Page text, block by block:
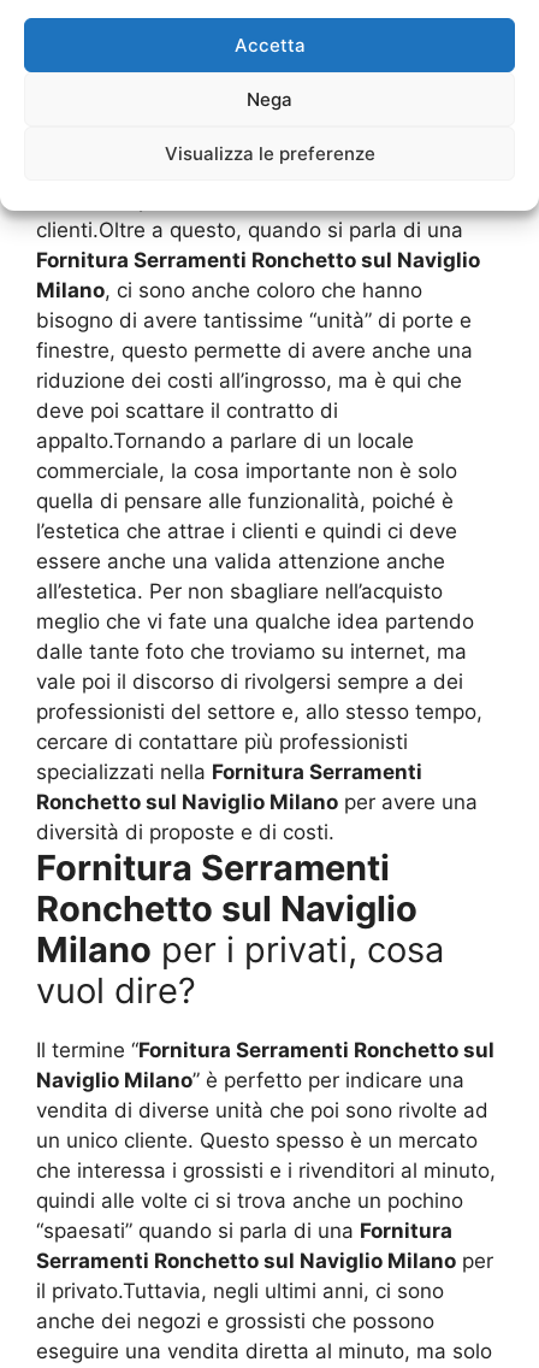
Accetta
Nega
Visualizza le preferenze
possono danneggiare o sfondare con poco
sforzo.Questo cosa vuol dire? Che chiunque
operi nellaFornitura Serramenti Ronchetto sul
deve essere sempre attento a
quali sono le mode, ma anche avere dei
prodotti che siano in grado di aiutare e
clienti.Oltre a questo, quando si parla di una
Fornitura Serramenti Ronchetto sul Naviglio
Milano, ci sono anche coloro che hanno
bisogno di avere tantissime “unità” di porte e
finestre, questo permette di avere anche una
riduzione dei costi all’ingrosso, ma è qui che
deve poi scattare il contratto di
appalto.Tornando a parlare di un locale
commerciale, la cosa importante non è solo
quella di pensare alle funzionalità, poiché è
l’estetica che attrae i clienti e quindi ci deve
essere anche una valida attenzione anche
all’estetica. Per non sbagliare nell’acquisto
meglio che vi fate una qualche idea partendo
dalle tante foto che troviamo su internet, ma
vale poi il discorso di rivolgersi sempre a dei
professionisti del settore e, allo stesso tempo,
cercare di contattare più professionisti
specializzati nella Fornitura Serramenti
Ronchetto sul Naviglio Milano per avere una
diversità di proposte e di costi.
Fornitura Serramenti
Ronchetto sul Naviglio
Milano per i privati, cosa
vuol dire?
Il termine “Fornitura Serramenti Ronchetto sul
Naviglio Milano” è perfetto per indicare una
vendita di diverse unità che poi sono rivolte ad
un unico cliente. Questo spesso è un mercato
che interessa i grossisti e i rivenditori al minuto,
quindi alle volte ci si trova anche un pochino
“spaesati” quando si parla di una Fornitura
Serramenti Ronchetto sul Naviglio Milano per
il privato.Tuttavia, negli ultimi anni, ci sono
anche dei negozi e grossisti che possono
eseguire una vendita diretta al minuto, ma solo